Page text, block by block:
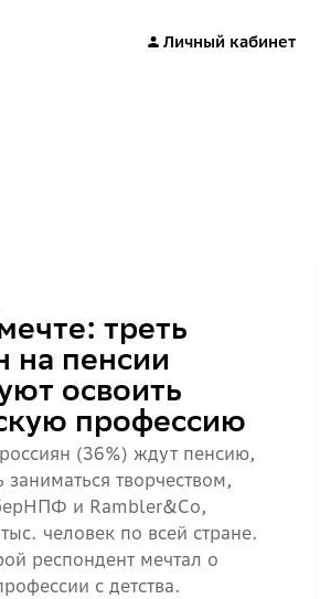
Личный кабинет
треть
на пенсии
освоить
профессию
(36%) ждут пенсию,
заниматься творчеством,
и Rambler&Co,
человек по всей стране.
респондент мечтал о
с детства.